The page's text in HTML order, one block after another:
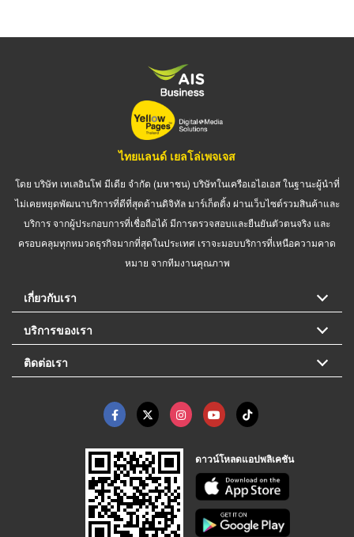
ไทยแลนด์ เยลโล่เพจเจส
โดย บริษัท เทเลอินโฟ มีเดีย จำกัด (มหาชน) บริษัทในเครือเอไอเอส ในฐานะผู้นำที่
ไม่เคยหยุดพัฒนาบริการที่ดีที่สุดด้านดิจิทัล มาร์เก็ตติ้ง ผ่านเว็บไซต์รวมสินค้าและ
บริการ จากผู้ประกอบการที่เชื่อถือได้ มีการตรวจสอบและยืนยันตัวตนจริง และ
ครอบคลุมทุกหมวดธุรกิจมากที่สุดในประเทศ เราจะมอบบริการที่เหนือความคาด
หมาย จากทีมงานคุณภาพ
เกี่ยวกับเรา
บริการของเรา
ติดต่อเรา
ดาวน์โหลดแอปพลิเคชัน